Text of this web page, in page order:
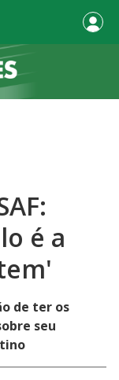
é a
de ter os
seu